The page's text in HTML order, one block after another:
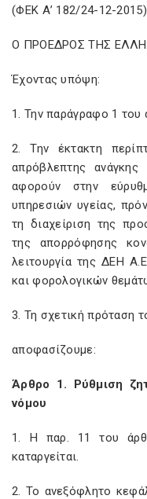
(ΦΕΚ Α’ 182/24-12-2015)
Ο ΠΡΟΕΔΡΟΣ ΤΗΣ
Έχοντας υπόψη:
1. Την παράγραφο 1 του
2. Την έκτακτη
απρόβλεπτης
αφορούν στην
υπηρεσιών υγείας,
τη διαχείριση της
της απορρόφησης
λειτουργία της ΔΕΗ
και φορολογικών
3. Τη σχετική πρόταση
αποφασίζουμε:
Άρθρο 1. Ρύθμιση
νόμου
1. Η παρ. 11 του
καταργείται.
2. Το ανεξόφλητο